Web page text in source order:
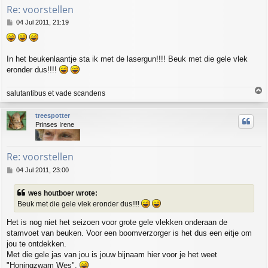
Re: voorstellen
P
s
04 Jul 2011, 21:19
In het beukenlaantje sta ik met de lasergun!!!! Beuk met die gele vlek
eronder dus!!!!
salutantibus et vade scandens
o
p
treespotter
Prinses Irene
Re: voorstellen
P
s
04 Jul 2011, 23:00
wes houtboer wrote:
Beuk met die gele vlek eronder dus!!!!
Het is nog niet het seizoen voor grote gele vlekken onderaan de
stamvoet van beuken. Voor een boomverzorger is het dus een eitje om
jou te ontdekken.
Met die gele jas van jou is jouw bijnaam hier voor je het weet
"Honingzwam Wes".